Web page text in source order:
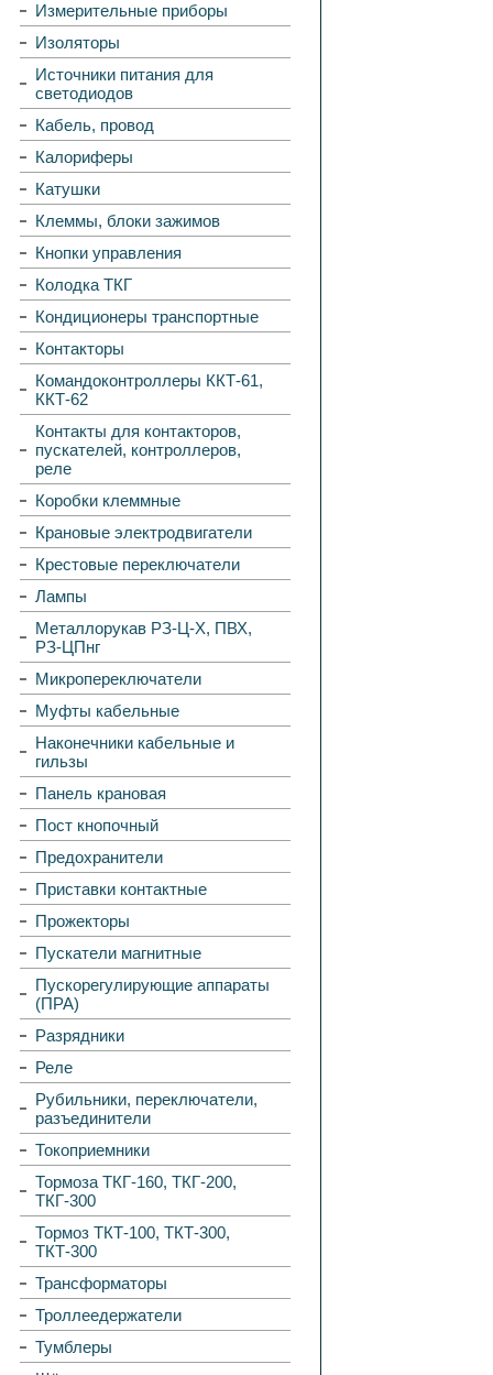
Измерительные приборы
Изоляторы
Источники питания для
светодиодов
Кабель, провод
Калориферы
Катушки
Клеммы, блоки зажимов
Кнопки управления
Колодка ТКГ
Кондиционеры транспортные
Контакторы
Командоконтроллеры ККТ-61,
ККТ-62
Контакты для контакторов,
пускателей, контроллеров,
реле
Коробки клеммные
Крановые электродвигатели
Крестовые переключатели
Лампы
Металлорукав РЗ-Ц-Х, ПВХ,
РЗ-ЦПнг
Микропереключатели
Муфты кабельные
Наконечники кабельные и
гильзы
Панель крановая
Пост кнопочный
Предохранители
Приставки контактные
Прожекторы
Пускатели магнитные
Пускорегулирующие аппараты
(ПРА)
Разрядники
Реле
Рубильники, переключатели,
разъединители
Токоприемники
Тормоза ТКГ-160, ТКГ-200,
ТКГ-300
Тормоз ТКТ-100, ТКТ-300,
ТКТ-300
Трансформаторы
Троллеедержатели
Тумблеры